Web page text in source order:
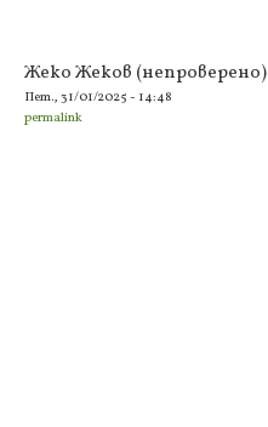
Жеко Жеков (непроверено)
Пет., 31/01/2025 - 14:48
permalink